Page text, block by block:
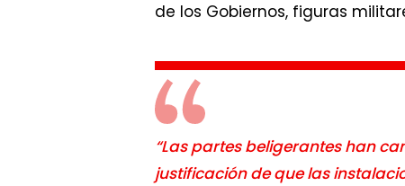
de los Gobiernos, figuras
“Las partes beligerantes han
justificación de que las